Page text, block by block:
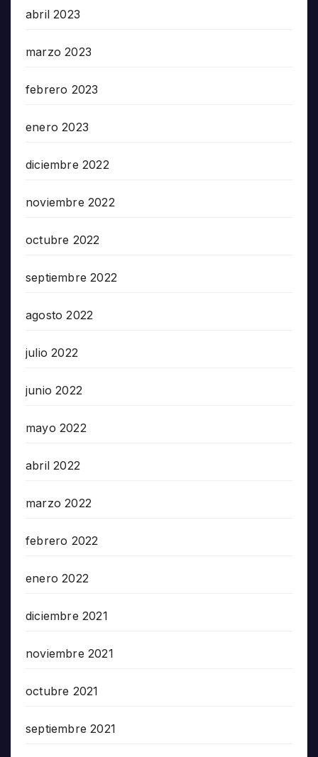
abril 2023
marzo 2023
febrero 2023
enero 2023
diciembre 2022
noviembre 2022
octubre 2022
septiembre 2022
agosto 2022
julio 2022
junio 2022
mayo 2022
abril 2022
marzo 2022
febrero 2022
enero 2022
diciembre 2021
noviembre 2021
octubre 2021
septiembre 2021